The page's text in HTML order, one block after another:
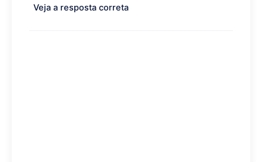
Veja a resposta correta